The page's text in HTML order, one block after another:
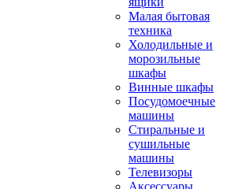
Малая бытовая
техника
Холодильные и
морозильные
шкафы
Винные шкафы
Посудомоечные
машины
Стиральные и
сушильные
машины
Телевизоры
Аксессуары